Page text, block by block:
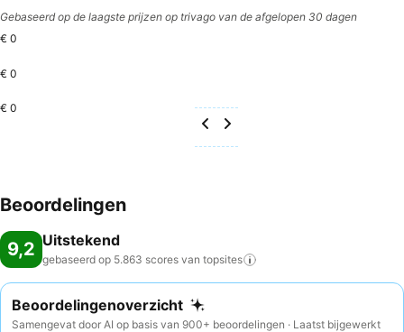
Gebaseerd op de laagste prijzen op trivago van de afgelopen 30 dagen
€ 0
€ 0
€ 0
Beoordelingen
9,2 Uitstekend
gebaseerd op 5.863 scores van topsites
Beoordelingenoverzicht
Samengevat door AI op basis van 900+ beoordelingen · Laatst bijgewerkt